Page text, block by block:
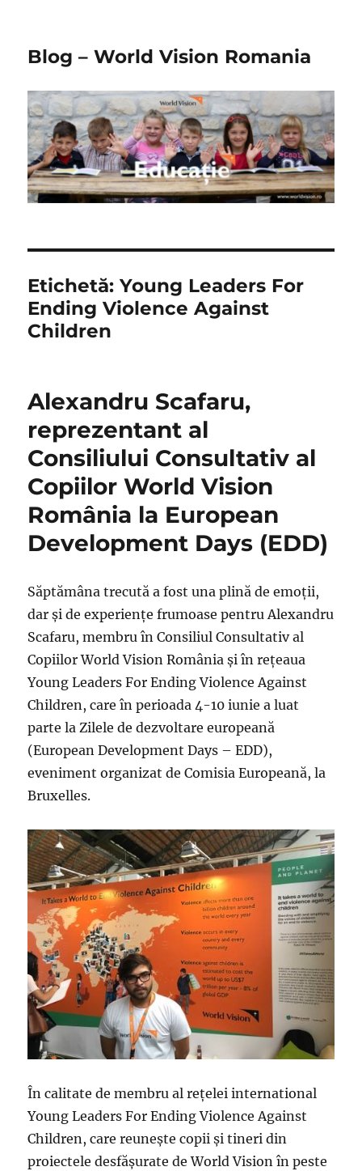
Blog – World Vision Romania
Etichetă:Young Leaders For
Ending Violence Against
Children
Alexandru Scafaru,
reprezentant al
Consiliului Consultativ al
Copiilor World Vision
România la European
Development Days (EDD)
Săptămâna trecută a fost una plină de emoţii,
dar şi de experienţe frumoase pentru Alexandru
Scafaru, membru în Consiliul Consultativ al
Copiilor World Vision România şi în reţeaua
Young Leaders For Ending Violence Against
Children, care în perioada 4-10 iunie a luat
parte la Zilele de dezvoltare europeană
(European Development Days – EDD),
eveniment organizat de Comisia Europeană, la
Bruxelles.
În calitate de membru al reţelei international
Young Leaders For Ending Violence Against
Children, care reuneşte copii şi tineri din
proiectele desfăşurate de World Vision în peste